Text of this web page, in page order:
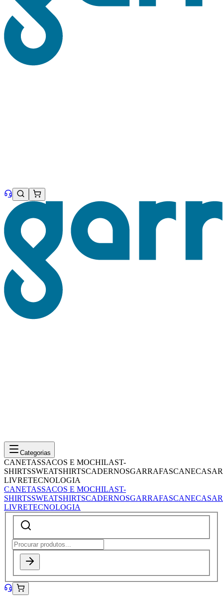
Categorias
CANETASSACOS E MOCHILAST-
SHIRTSSWEATSHIRTSCADERNOSGARRAFASCANECASAR
LIVRETECNOLOGIA
CANETASSACOS E MOCHILAST-
SHIRTSSWEATSHIRTSCADERNOSGARRAFASCANECASAR
LIVRETECNOLOGIA